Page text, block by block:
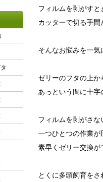
フィルムを剥がすと
カッターで切る手間
そんなお悩みを一
ゼリーのフタの上か
あっという間に十字
フィルムを剥がさな
一つひとつの作業が
素早くゼリー交換が
とくに多頭飼育をさ